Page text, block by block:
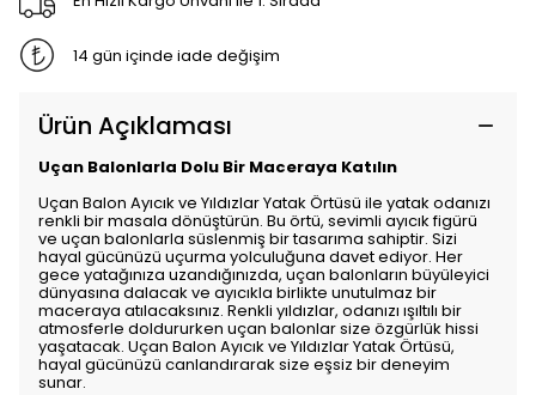
14 gün içinde iade değişim
Ürün Açıklaması
Uçan Balonlarla Dolu Bir Maceraya Katılın
Uçan Balon Ayıcık ve Yıldızlar Yatak Örtüsü ile yatak odanızı
renkli bir masala dönüştürün. Bu örtü, sevimli ayıcık figürü
ve uçan balonlarla süslenmiş bir tasarıma sahiptir. Sizi
hayal gücünüzü uçurma yolculuğuna davet ediyor. Her
gece yatağınıza uzandığınızda, uçan balonların büyüleyici
dünyasına dalacak ve ayıcıkla birlikte unutulmaz bir
maceraya atılacaksınız. Renkli yıldızlar, odanızı ışıltılı bir
atmosferle doldururken uçan balonlar size özgürlük hissi
yaşatacak. Uçan Balon Ayıcık ve Yıldızlar Yatak Örtüsü,
hayal gücünüzü canlandırarak size eşsiz bir deneyim
sunar.